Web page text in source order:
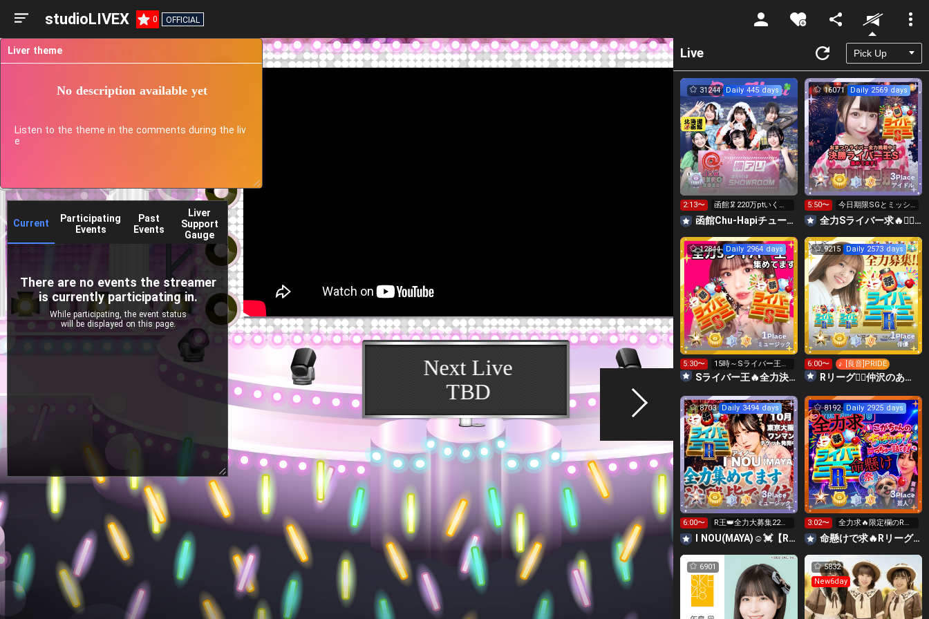
studioLIVEX 0 OFFICIAL
Unmute
Current
Participating
Events
Past
Events
Liver
Support
Gauge
There are no events the streamer
is currently participating in.
While participating, the event status
will be displayed on this page.
Liver theme
No description available yet
Listen to the theme in the comments during the liv
e
Live
31244 Daily 445 days
2:13〜
函館🦑220万ptいく
ぞ！
函館Chu-Hapiチューハピ🌈
3Place
アイドル
16071 Daily 2569 days
5:50〜
今日期限SGとミッシ
ョン無料Sライバー求
❤️‍🔥
全力Sライバー求🔥❤️‍🔥147cm深川史那のルーム🐸🎈
1Place
ミュージック
12844 Daily 2964 days
5:30〜
15時～Sライバー王👑
投げれます
Sライバー王🔥全力決勝🗽🌈Annnnnaの空⛱
1Place
俳優
9215 Daily 2573 days
6:00〜 ♪ [良音]PRIDE
Rリーグ❤️‍🔥仲沢のあ⛴໒꒱· ﾟ🌈
3Place
ミュージック
8703 Daily 3494 days
6:00〜
R王👑全力大募集22時
迄‼️SG星種8日迄温存 I NOU(MAYA)☺︎︎︎︎💓【R決勝】力合わせて🤝
3Place
芸人
8192 Daily 2925 days
3:02〜
全力求🔥限定欄のRリ
ーグギフト🙏8日まで
色々温存
命懸けで求🔥Rリーグ👑夏祭実行委員長🎆こがちゃんのちばります
6901
5832
New6day